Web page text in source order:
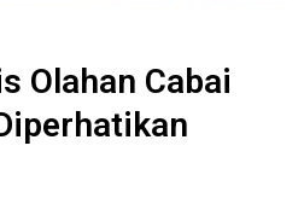
Olahan Cabai